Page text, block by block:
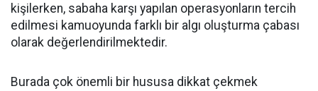
kişilerken, sabaha karşı yapılan operasyonların tercih
edilmesi kamuoyunda farklı bir algı oluşturma çabası
olarak değerlendirilmektedir.
Burada çok önemli bir hususa dikkat çekmek